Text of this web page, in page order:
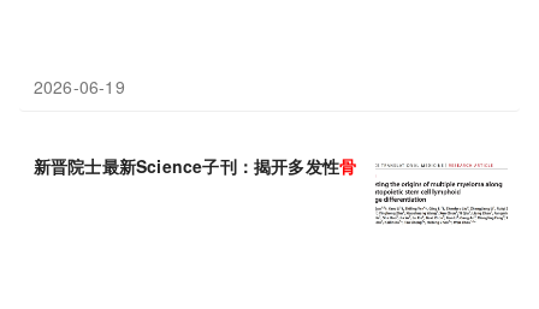
2026-06-19
新晋院士最新Science子刊：揭开多发性骨髓瘤起源细胞，开发